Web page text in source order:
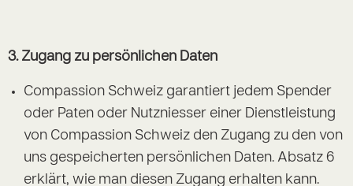
3. Zugang zu persönlichen Daten
Compassion Schweiz garantiert jedem Spender
oder Paten oder Nutzniesser einer Dienstleistung
von Compassion Schweiz den Zugang zu den von
uns gespeicherten persönlichen Daten. Absatz 6
erklärt, wie man diesen Zugang erhalten kann.